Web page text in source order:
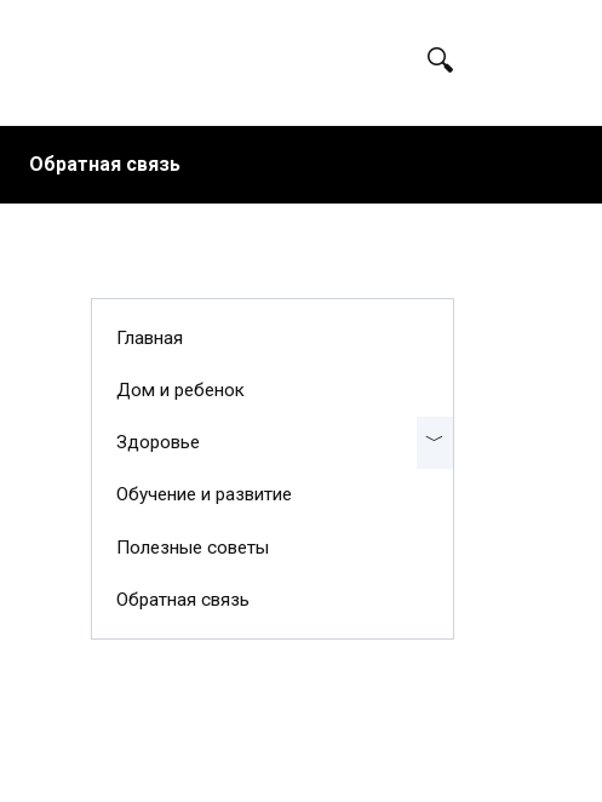
Обратная связь
Главная
Дом и ребенок
Здоровье
Обучение и развитие
Полезные советы
Обратная связь